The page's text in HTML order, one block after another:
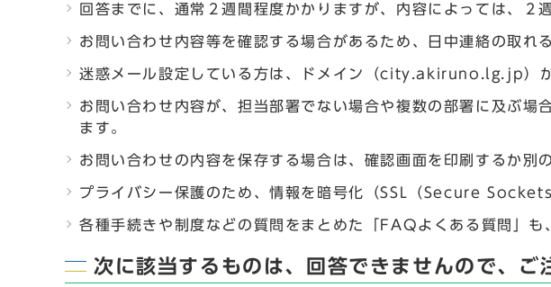
回答までに、通常２週間程度かかりますが、内容によっては、２
お問い合わせ内容等を確認する場合があるため、日中連絡の取れ
迷惑メール設定している方は、ドメイン（city.akiruno.lg.jp）か
お問い合わせ内容が、担当部署でない場合や複数の部署に及ぶ
ます。
お問い合わせの内容を保存する場合は、確認画面を印刷するか別
プライバシー保護のため、情報を暗号化（SSL（Secure
各種手続きや制度などの質問をまとめた「FAQよくある質問」も
次に該当するものは、回答できませんので、ご